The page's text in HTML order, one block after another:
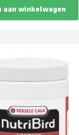
aan winkelwagen